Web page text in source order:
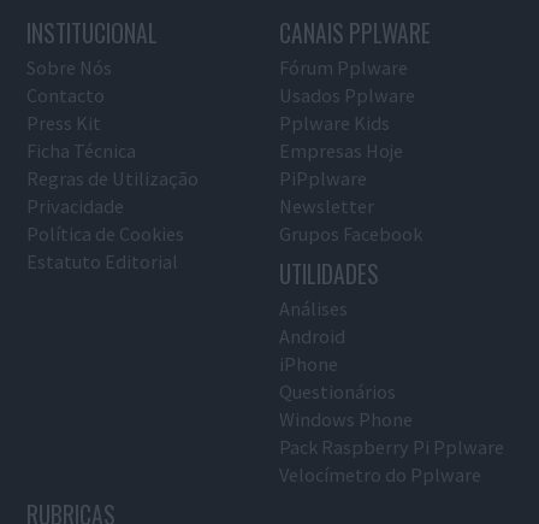
INSTITUCIONAL
Sobre Nós
Contacto
Press Kit
Ficha Técnica
Regras de Utilização
Privacidade
Política de Cookies
Estatuto Editorial
CANAIS PPLWARE
Fórum Pplware
Usados Pplware
Pplware Kids
Empresas Hoje
PiPplware
Newsletter
Grupos Facebook
UTILIDADES
Análises
Android
iPhone
Questionários
Windows Phone
Pack Raspberry Pi Pplware
Velocímetro do Pplware
RUBRICAS